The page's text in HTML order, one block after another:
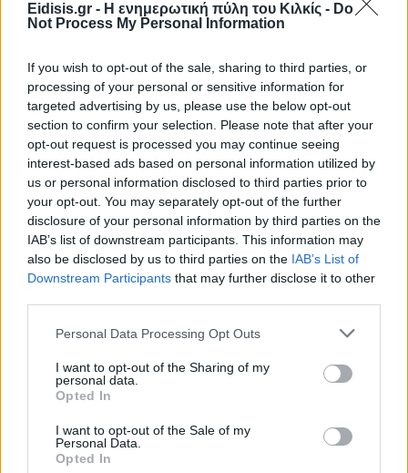
Eidisis.gr - Η ενημερωτική πύλη του Κιλκίς - Do
Not Process My Personal Information
If you wish to opt-out of the sale, sharing to third parties, or
processing of your personal or sensitive information for
targeted advertising by us, please use the below opt-out
section to confirm your selection. Please note that after your
opt-out request is processed you may continue seeing
interest-based ads based on personal information utilized by
us or personal information disclosed to third parties prior to
your opt-out. You may separately opt-out of the further
disclosure of your personal information by third parties on the
IAB’s list of downstream participants. This information may
also be disclosed by us to third parties on the IAB’s List of
Downstream Participants that may further disclose it to other
Personal Data Processing Opt Outs
I want to opt-out of the Sharing of my
personal data.
Opted In
I want to opt-out of the Sale of my
Personal Data.
Opted In